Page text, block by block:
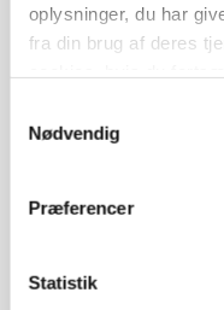
oplysninger, du har
fra din brug af deres
Nødvendig
Præferencer
Statistik